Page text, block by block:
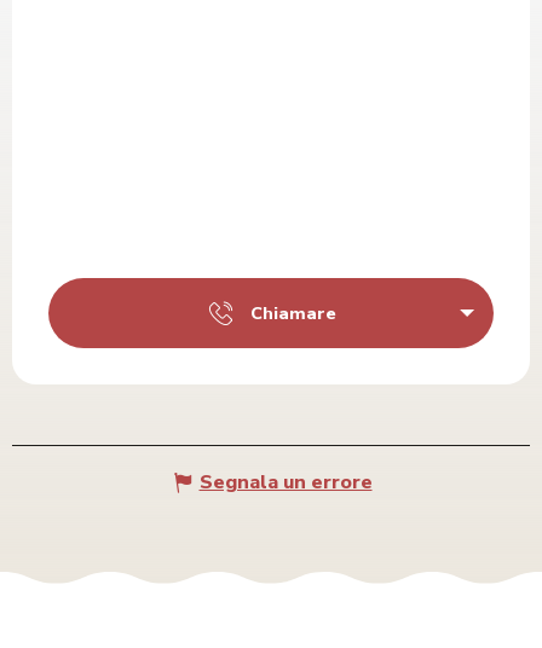
Chiamare
Segnala un errore